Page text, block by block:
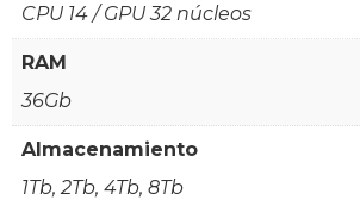
CPU 14 / GPU 32 núcleos
RAM
36Gb
Almacenamiento
1Tb, 2Tb, 4Tb, 8Tb